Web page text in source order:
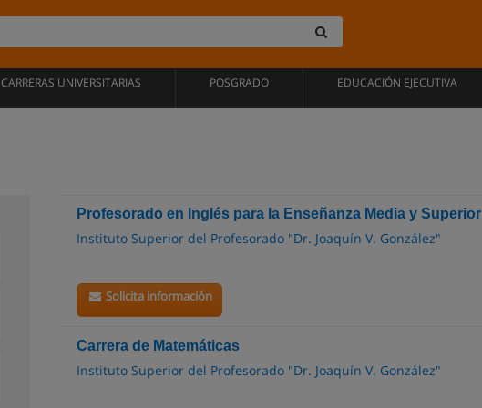
CARRERAS UNIVERSITARIAS POSGRADO EDUCACIÓN EJECUTIVA
Profesorado en Inglés para la Enseñanza Media y Superior
Instituto Superior del Profesorado "Dr. Joaquín V. González"
Solicita información
Carrera de Matemáticas
Instituto Superior del Profesorado "Dr. Joaquín V. González"